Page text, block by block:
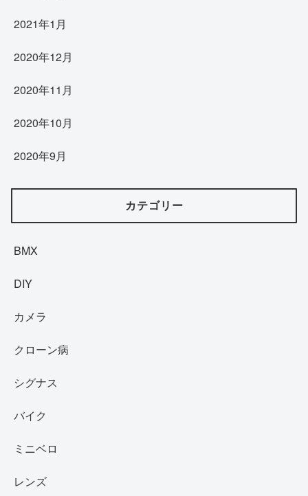
2021年1月
2020年12月
2020年11月
2020年10月
2020年9月
カテゴリー
BMX
DIY
カメラ
クローン病
シグナス
バイク
ミニベロ
レンズ